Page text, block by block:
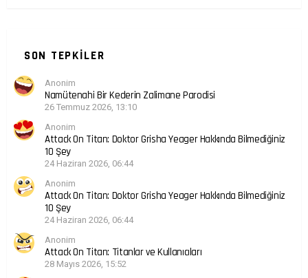
SON TEPKILER
Anonim
Namütenahi Bir Kederin Zalimane Parodisi
26 Temmuz 2026, 13:10
Anonim
Attack On Titan: Doktor Grisha Yeager Hakkında Bilmediğiniz
10 Şey
24 Haziran 2026, 06:44
Anonim
Attack On Titan: Doktor Grisha Yeager Hakkında Bilmediğiniz
10 Şey
24 Haziran 2026, 06:44
Anonim
Attack On Titan: Titanlar ve Kullanıcıları
28 Mayıs 2026, 15:52